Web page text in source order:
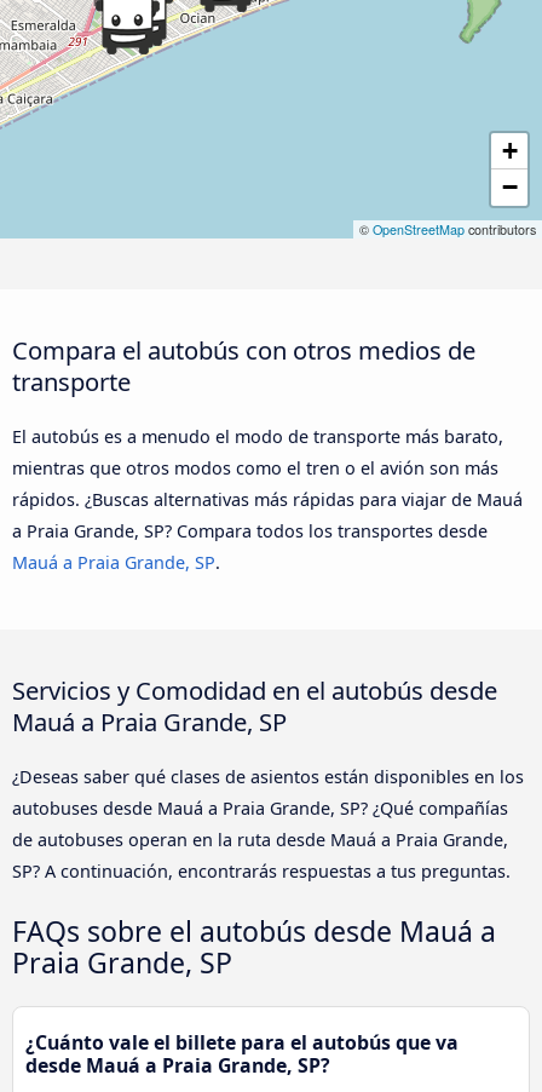
+
−
© OpenStreetMap contributors
Compara el autobús con otros medios de
transporte
El autobús es a menudo el modo de transporte más barato,
mientras que otros modos como el tren o el avión son más
rápidos. ¿Buscas alternativas más rápidas para viajar de Mauá
a Praia Grande, SP? Compara todos los transportes desde
Mauá a Praia Grande, SP.
Servicios y Comodidad en el autobús desde
Mauá a Praia Grande, SP
¿Deseas saber qué clases de asientos están disponibles en los
autobuses desde Mauá a Praia Grande, SP? ¿Qué compañías
de autobuses operan en la ruta desde Mauá a Praia Grande,
SP? A continuación, encontrarás respuestas a tus preguntas.
FAQs sobre el autobús desde Mauá a
Praia Grande, SP
¿Cuánto vale el billete para el autobús que va
desde Mauá a Praia Grande, SP?